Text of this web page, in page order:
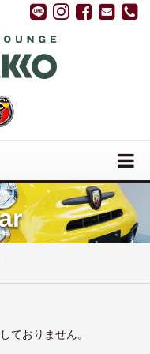
ておりません。